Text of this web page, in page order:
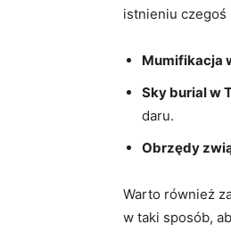
istnieniu czegoś
Mumifikacja
Sky burial w
daru.
Obrzędy
Warto również
w taki sposób,